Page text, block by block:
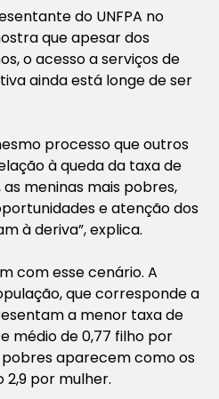
do UNFPA no
que apesar dos
o acesso a serviços de
ainda está longe de ser
processo que outros
à queda da taxa de
meninas mais pobres,
e atenção dos
à deriva”, explica.
com esse cenário. A
que corresponde a
a menor taxa de
médio de 0,77 filho por
pobres aparecem como os
2,9 por mulher.